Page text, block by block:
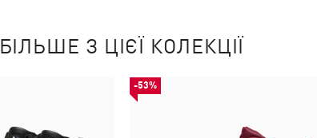
БІЛЬШЕ З ЦІЄЇ КОЛЕКЦІЇ
-53%